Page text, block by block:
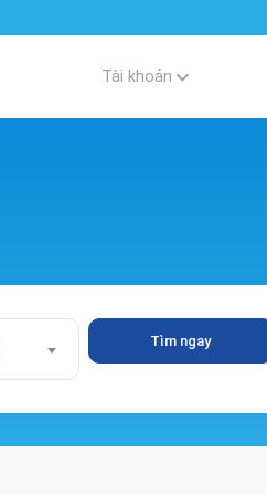
Tài khoản
Tìm ngay